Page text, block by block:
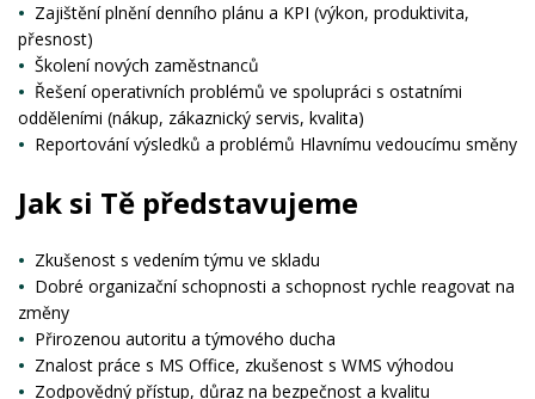
Zajištění plnění denního plánu a KPI (výkon, produktivita,
přesnost)
Školení nových zaměstnanců
Řešení operativních problémů ve spolupráci s ostatními
odděleními (nákup, zákaznický servis, kvalita)
Reportování výsledků a problémů Hlavnímu vedoucímu směny
Jak si Tě představujeme
Zkušenost s vedením týmu ve skladu
Dobré organizační schopnosti a schopnost rychle reagovat na
změny
Přirozenou autoritu a týmového ducha
Znalost práce s MS Office, zkušenost s WMS výhodou
Zodpovědný přístup, důraz na bezpečnost a kvalitu